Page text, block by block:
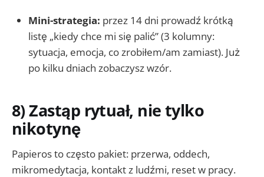
Mini-strategia: przez 14 dni prowadź krótką
listę „kiedy chce mi się palić” (3 kolumny:
sytuacja, emocja, co zrobiłem/am zamiast). Już
po kilku dniach zobaczysz wzór.
8) Zastąp rytuał, nie tylko
nikotynę
Papieros to często pakiet: przerwa, oddech,
mikromedytacja, kontakt z ludźmi, reset w pracy.